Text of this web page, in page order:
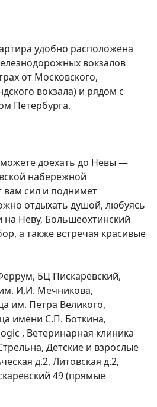
удобно расположена
вокзалов
от Московского,
вокзала) и рядом с
Петербурга.
доехать до Невы —
набережной
вам сил и поднимет
отдыхать душой, любуясь
Неву, Большеохтинский
а также встречая красивые
БЦ Пискарёвский,
И.И. Мечникова,
им. Петра Великого,
имени С.П. Боткина,
, Ветеринарная клиника
Детские и взрослые
д.2, Литовская д.2,
49 (прямые